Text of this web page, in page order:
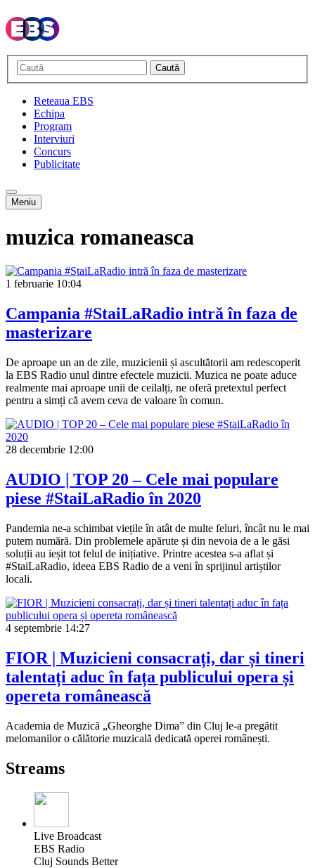
Caută
Reteaua EBS
Echipa
Program
Interviuri
Concurs
Publicitate
Meniu
muzica romaneasca
1 februarie 10:04
Campania #StaiLaRadio intră în faza de
masterizare
De aproape un an de zile, muzicienii și ascultătorii am redescoperit
la EBS Radio unul dintre efectele muzicii. Muzica ne poate aduce
realmente mai aproape unii de ceilalți, ne oferă pretextul perfect
pentru a simți că avem ceva de valoare în comun.
28 decembrie 12:00
AUDIO | TOP 20 – Cele mai populare
piese #StaiLaRadio în 2020
Pandemia ne-a schimbat viețile în atât de multe feluri, încât nu le mai
putem numără. Din problemele apărute și din nevoia de a le găsi
soluții au ieșit tot felul de inițiative. Printre acestea s-a aflat și
#StaiLaRadio, ideea EBS Radio de a veni în sprijinul artiștilor
locali.
4 septembrie 14:27
FIOR | Muzicieni consacrați, dar și tineri
talentați aduc în fața publicului opera și
opereta românească
Academia de Muzică „Gheorghe Dima” din Cluj le-a pregătit
melomanilor o călătorie muzicală dedicată operei românești.
Streams
Live Broadcast
EBS Radio
Cluj Sounds Better